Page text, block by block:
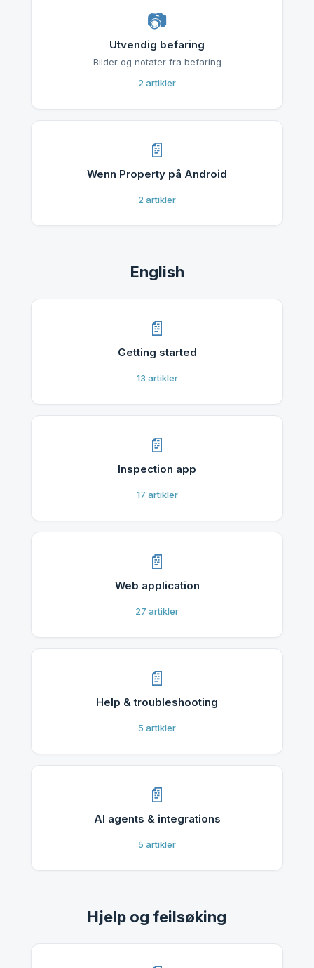
Utvendig befaring
Bilder og notater fra befaring
2 artikler
Wenn Property på Android
2 artikler
English
Getting started
13 artikler
Inspection app
17 artikler
Web application
27 artikler
Help & troubleshooting
5 artikler
AI agents & integrations
5 artikler
Hjelp og feilsøking